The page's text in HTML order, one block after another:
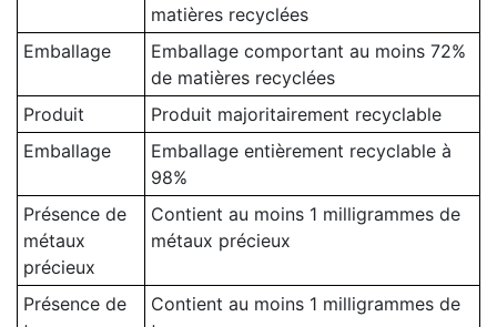
matières recyclées
Emballage
Emballage comportant au moins 72%
de matières recyclées
Produit
Produit majoritairement recyclable
Emballage
Emballage entièrement recyclable à
98%
Présence de
métaux
précieux
Contient au moins 1 milligrammes de
métaux précieux
Présence de
Contient au moins 1 milligrammes de